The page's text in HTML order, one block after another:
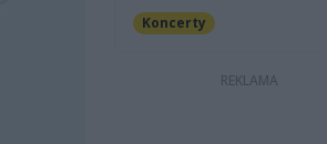
Koncerty